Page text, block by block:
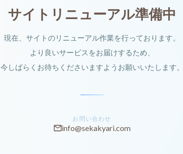
サイトリニューアル準備中
現在、サイトのリニューアル作業を行っております。
より良いサービスをお届けするため、
今しばらくお待ちくださいますようお願いいたします。
お問い合わせ
info@sekakyari.com